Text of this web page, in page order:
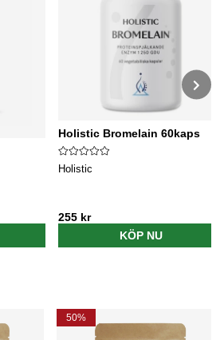
Holistic Bromelain 60kaps
Holistic
255 kr
KÖP NU
50%